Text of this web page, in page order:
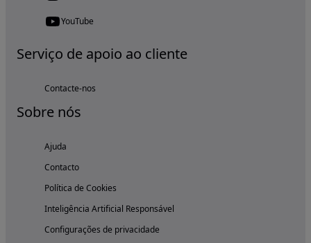
YouTube
Serviço de apoio ao cliente
Contacte-nos
Sobre nós
Ajuda
Contacto
Política de Cookies
Inteligência Artificial Responsável
Configurações de privacidade